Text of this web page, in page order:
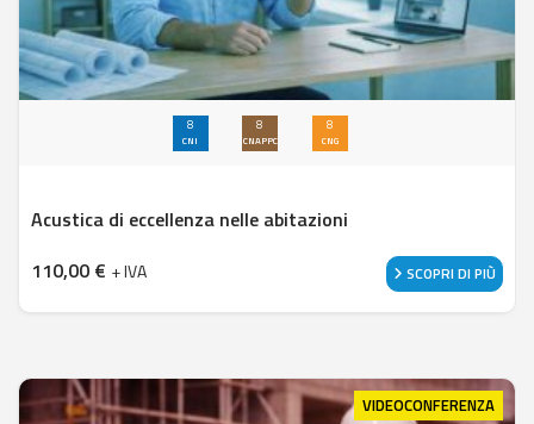
8
CNI
8
CNAPPC
8
CNG
Acustica di eccellenza nelle abitazioni
110,00 € + IVA SCOPRI DI PIÙ
VIDEOCONFERENZA